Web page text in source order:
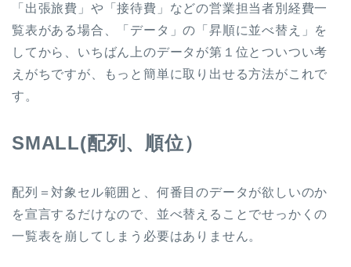
「出張旅費」や「接待費」などの営業担当者別経費一
覧表がある場合、「データ」の「昇順に並べ替え」を
してから、いちばん上のデータが第１位とついつい考
えがちですが、もっと簡単に取り出せる方法がこれで
す。
SMALL(配列、順位）
配列＝対象セル範囲と、何番目のデータが欲しいのか
を宣言するだけなので、並べ替えることでせっかくの
一覧表を崩してしまう必要はありません。